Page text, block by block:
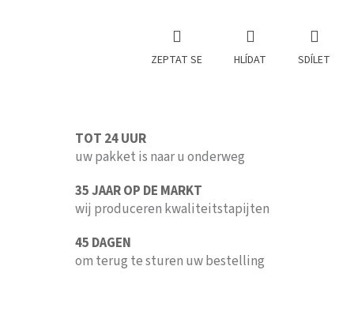
ZEPTAT SE HLÍDAT SDÍLET
TOT 24 UUR
uw pakket is naar u onderweg
35 JAAR OP DE MARKT
wij produceren kwaliteitstapijten
45 DAGEN
om terug te sturen uw bestelling